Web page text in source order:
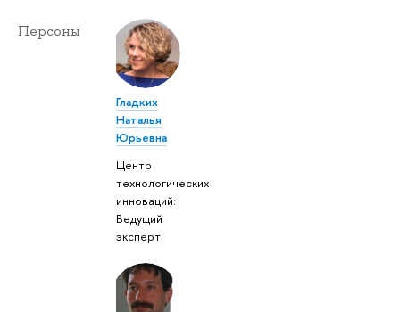
Персоны
Гладких
Наталья
Юрьевна
Центр
технологических
инноваций:
Ведущий
эксперт